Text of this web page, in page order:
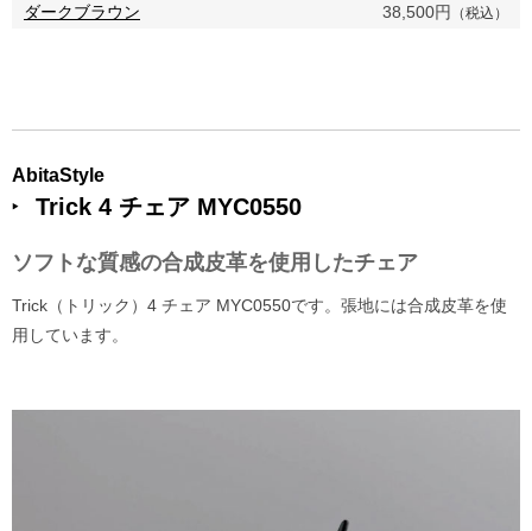
ダークブラウン 38,500円 （税込）
AbitaStyle
Trick 4 チェア MYC0550
ソフトな質感の合成皮革を使用したチェア
Trick（トリック）4 チェア MYC0550です。張地には合成皮革を使
用しています。